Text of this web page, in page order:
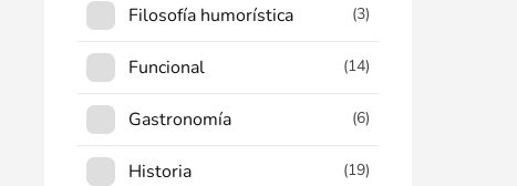
Filosofía humorística (3)
Funcional (14)
Gastronomía (6)
Historia (19)